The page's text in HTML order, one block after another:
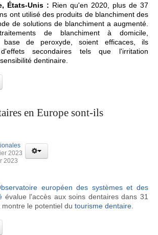
États-Unis : Rien qu'en 2020, plus de 37
ont utilisé des produits de blanchiment des
de solutions de blanchiment a augmenté.
de blanchiment à domicile,
base de peroxyde, soient efficaces, ils
d'effets secondaires tels que l'irritation
dentinaire.
en Europe sont-ils
2023
2023
européen des systèmes et des
évalue l'accès aux soins dentaires dans 31
le potentiel du tourisme dentaire